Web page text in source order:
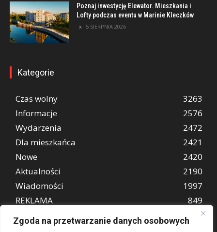
Zgoda na przetwarzanie danych osobowych
Poznaj inwestycję Elewator. Mieszkania i
Lofty podczas eventu w Marinie Kleczków
5 SIERPNIA 2026
Kategorie
Czas wolny
3263
Informacje
2576
Wydarzenia
2472
Dla mieszkańca
2421
Nowe
2420
Aktualności
2190
Wiadomości
1997
REKLAMA
849
Atrakcje turystyczne
670